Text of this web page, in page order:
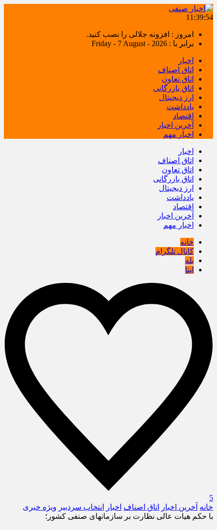
11:39:54
امروز : افزونه جلالی را نصب کنید.
برابر با : Friday - 7 August - 2026
اخبار
اتاق اصناف
اتاق تعاون
اتاق بازرگانی
ارز دیجیتال
یادداشت
اقتصاد
آخرین اخبار
اخبار مهم
اخبار
اتاق اصناف
اتاق تعاون
اتاق بازرگانی
ارز دیجیتال
یادداشت
اقتصاد
آخرین اخبار
اخبار مهم
خانه
کانال تلگرام
بله
ایتا
5
خانه آخرین اخبار اتاق اصناف اخبار انتخاب سردبیر ویژه خبری
با حکم هیات عالی نظارت بر سازمانهای صنفی کشور؛